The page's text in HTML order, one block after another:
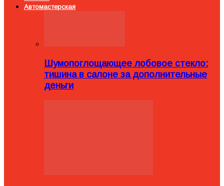
Автомастерская
Шумопоглощающее лобовое стекло:
тишина в салоне за дополнительные
деньги